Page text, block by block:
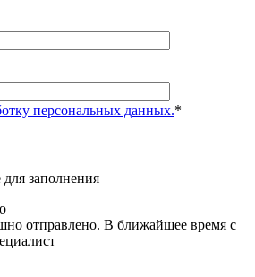
персональных данных.*
заполнения
отправлено. В ближайшее время с